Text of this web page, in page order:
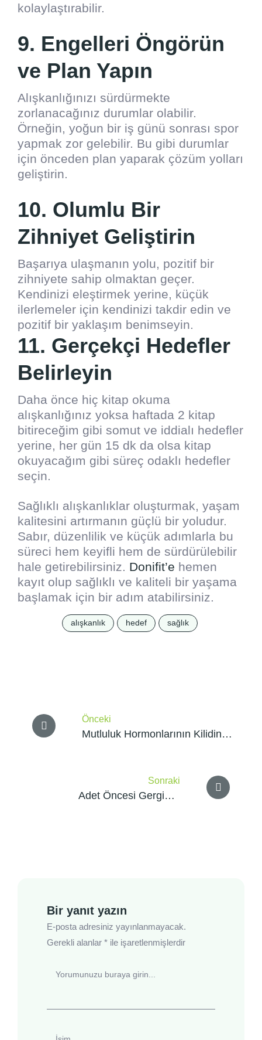
kolaylaştırabilir.
9. Engelleri Öngörün
ve Plan Yapın
Alışkanlığınızı sürdürmekte
zorlanacağınız durumlar olabilir.
Örneğin, yoğun bir iş günü sonrası spor
yapmak zor gelebilir. Bu gibi durumlar
için önceden plan yaparak çözüm yolları
geliştirin.
10. Olumlu Bir
Zihniyet Geliştirin
Başarıya ulaşmanın yolu, pozitif bir
zihniyete sahip olmaktan geçer.
Kendinizi eleştirmek yerine, küçük
ilerlemeler için kendinizi takdir edin ve
pozitif bir yaklaşım benimseyin.
11. Gerçekçi Hedefler
Belirleyin
Daha önce hiç kitap okuma
alışkanlığınız yoksa haftada 2 kitap
bitireceğim gibi somut ve iddialı hedefler
yerine, her gün 15 dk da olsa kitap
okuyacağım gibi süreç odaklı hedefler
seçin.
Sağlıklı alışkanlıklar oluşturmak, yaşam
kalitesini artırmanın güçlü bir yoludur.
Sabır, düzenlilik ve küçük adımlarla bu
süreci hem keyifli hem de sürdürülebilir
hale getirebilirsiniz. Donifit’e hemen
kayıt olup sağlıklı ve kaliteli bir yaşama
başlamak için bir adım atabilirsiniz.
alışkanlık hedef sağlık
gezinmesi
Önceki
Mutluluk Hormonlarının Kilidini
Sonraki
Adet Öncesi Gerginlik
Bir yanıt yazın
E-posta adresiniz yayınlanmayacak.
Gerekli alanlar * ile işaretlenmişlerdir